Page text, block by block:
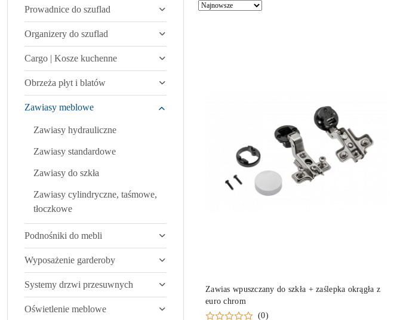
Prowadnice do szuflad
Organizery do szuflad
Cargo | Kosze kuchenne
Obrzeża płyt i blatów
Zawiasy meblowe
Zawiasy hydrauliczne
Zawiasy standardowe
Zawiasy do szkła
Zawiasy cylindryczne, taśmowe,
tłoczkowe
Podnośniki do mebli
Wyposażenie garderoby
Systemy drzwi przesuwnych
Oświetlenie meblowe
Zastosowano
Sortuj
Zawias wpuszczany do szkła + zaślepka okrągła z
euro chrom
(0)
DO KOSZYKA